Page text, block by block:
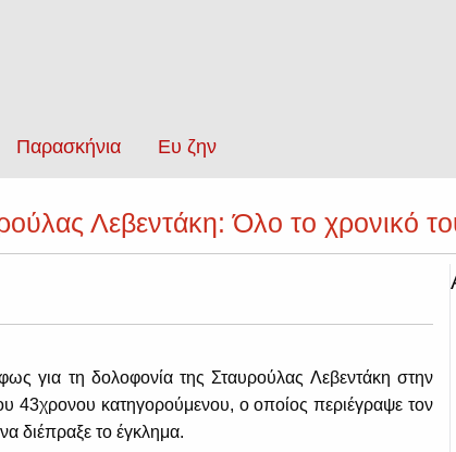
Παρασκήνια Ευ ζην
Λεβεντάκη: Όλο το χρονικό
για τη δολοφονία της Σταυρούλας Λεβεντάκη στην
43χρονου κατηγορούμενου, ο οποίος περιέγραψε τον
διέπραξε το έγκλημα.